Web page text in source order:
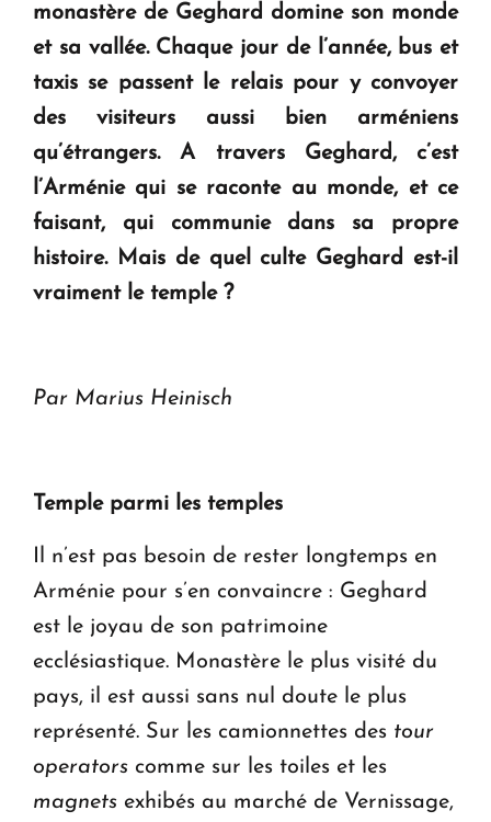
monastère de Geghard domine son monde
et sa vallée. Chaque jour de l’année, bus et
taxis se passent le relais pour y convoyer
des visiteurs aussi bien arméniens
qu’étrangers. A travers Geghard, c’est
l’Arménie qui se raconte au monde, et ce
faisant, qui communie dans sa propre
histoire. Mais de quel culte Geghard est-il
vraiment le temple ?
Par Marius Heinisch
Temple parmi les temples
Il n’est pas besoin de rester longtemps en
Arménie pour s’en convaincre : Geghard
est le joyau de son patrimoine
ecclésiastique. Monastère le plus visité du
pays, il est aussi sans nul doute le plus
représenté. Sur les camionnettes des tour
operators comme sur les toiles et les
magnets exhibés au marché de Vernissage,